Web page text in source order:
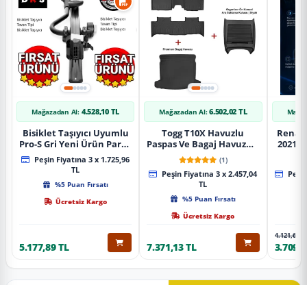
Mağazadan Al: 4.528,10 TL
Bisiklet Taşıyıcı Uyumlu
Pro-S Gri Yeni Ürün Parça
Tavan Tipi Bisiklet
Taşıyıcı
Peşin Fiyatına 3 x 1.725,96
TL
%5 Puan Fırsatı
Ücretsiz Kargo
5.177,89 TL
Mağazadan Al: 6.502,02 TL
Togg T10X Havuzlu
Paspas Ve Bagaj Havuzu +
Siyah Organizer
(1)
Peşin Fiyatına 3 x 2.457,04
TL
%5 Puan Fırsatı
Ücretsiz Kargo
7.371,13 TL
2021
4.121,65 TL